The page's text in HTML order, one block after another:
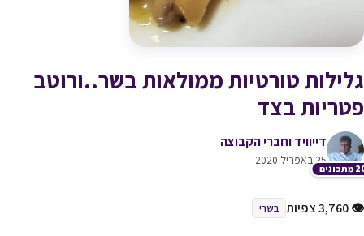
גלילות טורטיות ממולאות בשר..ורוטב
פטריות בצד
דייוויד וחברי הקבוצה
25 באפריל 2020
👁 3,760 צפיות בשרי